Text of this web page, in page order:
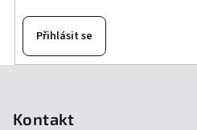
Přihlásit se
Kontakt